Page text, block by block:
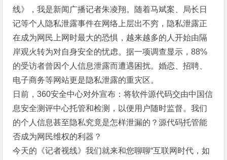
线》，我是新闻广播记者朱凌翔。随着马斌案、局长日
记等个人隐私泄露事件在网络上层出不穷，隐私泄露正
在成为网民上网时最大的恐惧，越来越多的人开始由隔
岸观火转为对自身安全的忧虑。据一项调查显示，88%
的受访者曾因个人信息泄露而遭遇困扰。婚恋、招聘、
电子商务等网站更是隐私泄露的重灾区。
日前，360安全中心对外宣布：将软件源代码交由中国信
息安全测评中心托管和检测，以便用户随时监督。我们
的个人信息甚至隐私究竟是怎样泄漏的？源代码托管能
否成为网民维权的利器？
今天的《记者视线》我们就来和您聊聊“互联网时代，如